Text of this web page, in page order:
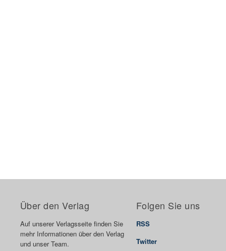
Über den Verlag
Auf unserer Verlagsseite finden Sie
mehr Informationen über den Verlag
und unser Team.
Folgen Sie uns
RSS
Twitter